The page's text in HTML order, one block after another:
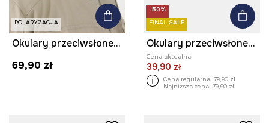
POLARYZACJA
Okulary przeciwsłoneczne pilotki męskie
69,90 zł
-50%
FINAL SALE
Okulary przeciwsłoneczne męskie z polaryzacją
Cena aktualna:
39,90 zł
Cena regularna: 79,90 zł
Najniższa cena: 79,90 zł